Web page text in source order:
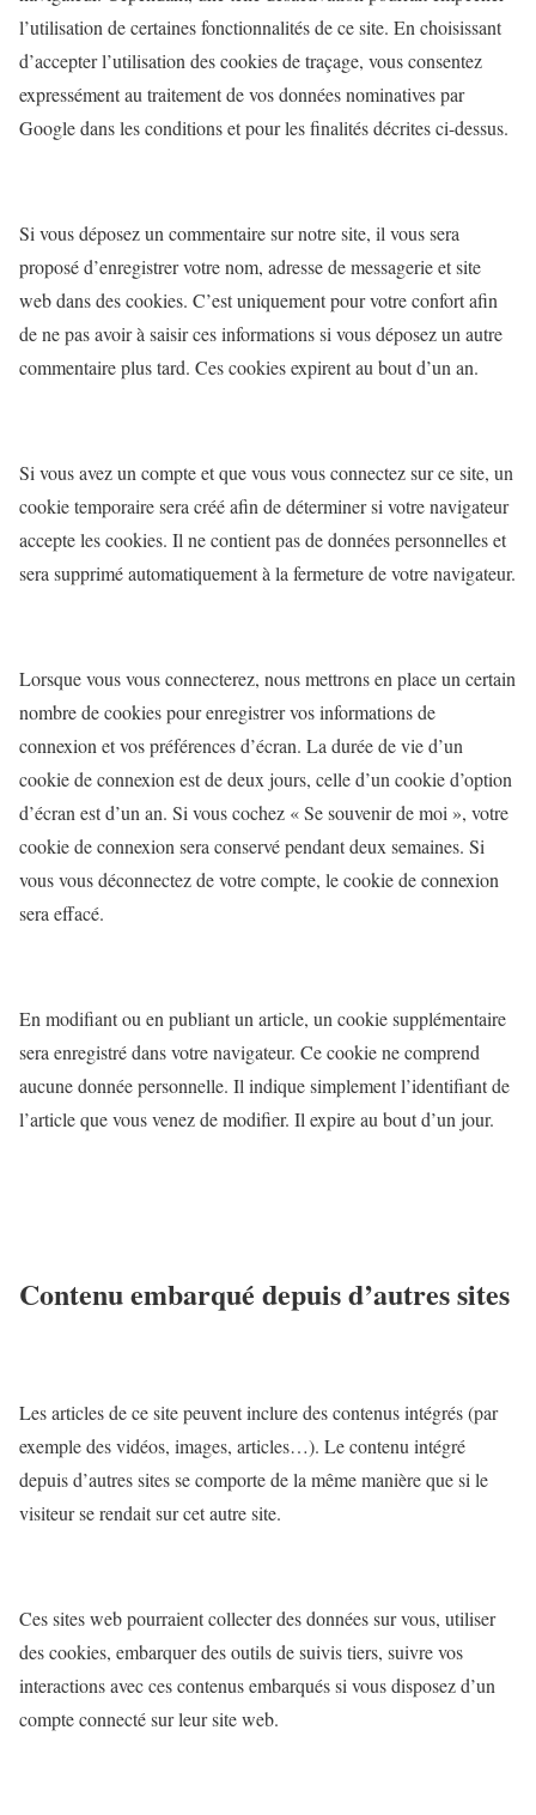
l’utilisation de certaines fonctionnalités de ce site. En choisissant
d’accepter l’utilisation des cookies de traçage, vous consentez
expressément au traitement de vos données nominatives par
Google dans les conditions et pour les finalités décrites ci-dessus.
Si vous déposez un commentaire sur notre site, il vous sera
proposé d’enregistrer votre nom, adresse de messagerie et site
web dans des cookies. C’est uniquement pour votre confort afin
de ne pas avoir à saisir ces informations si vous déposez un autre
commentaire plus tard. Ces cookies expirent au bout d’un an.
Si vous avez un compte et que vous vous connectez sur ce site, un
cookie temporaire sera créé afin de déterminer si votre navigateur
accepte les cookies. Il ne contient pas de données personnelles et
sera supprimé automatiquement à la fermeture de votre navigateur.
Lorsque vous vous connecterez, nous mettrons en place un certain
nombre de cookies pour enregistrer vos informations de
connexion et vos préférences d’écran. La durée de vie d’un
cookie de connexion est de deux jours, celle d’un cookie d’option
d’écran est d’un an. Si vous cochez « Se souvenir de moi », votre
cookie de connexion sera conservé pendant deux semaines. Si
vous vous déconnectez de votre compte, le cookie de connexion
sera effacé.
En modifiant ou en publiant un article, un cookie supplémentaire
sera enregistré dans votre navigateur. Ce cookie ne comprend
aucune donnée personnelle. Il indique simplement l’identifiant de
l’article que vous venez de modifier. Il expire au bout d’un jour.
Contenu embarqué depuis d’autres sites
Les articles de ce site peuvent inclure des contenus intégrés (par
exemple des vidéos, images, articles…). Le contenu intégré
depuis d’autres sites se comporte de la même manière que si le
visiteur se rendait sur cet autre site.
Ces sites web pourraient collecter des données sur vous, utiliser
des cookies, embarquer des outils de suivis tiers, suivre vos
interactions avec ces contenus embarqués si vous disposez d’un
compte connecté sur leur site web.